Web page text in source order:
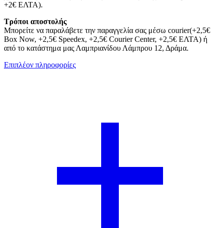
+2€ ΕΛΤΑ).
Τρόποι αποστολής
Μπορείτε να παραλάβετε την παραγγελία σας μέσω courier(+2,5€
Box Now, +2,5€ Speedex, +2,5€ Courier Center, +2,5€ ΕΛΤΑ) ή
από το κατάστημα μας Λαμπριανίδου Λάμπρου 12, Δράμα.
Επιπλέον πληροφορίες